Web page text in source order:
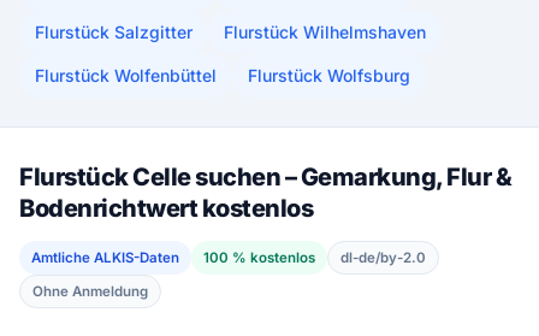
Flurstück Salzgitter Flurstück Wilhelmshaven
Flurstück Wolfenbüttel Flurstück Wolfsburg
Flurstück Celle suchen – Gemarkung, Flur &
Bodenrichtwert kostenlos
Amtliche ALKIS-Daten 100 % kostenlos
dl-de/by-2.0
Ohne Anmeldung